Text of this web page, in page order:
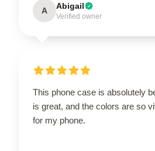
A Abigail
Verified owner
This phone case is absolutely
is great, and the colors are so
for my phone.